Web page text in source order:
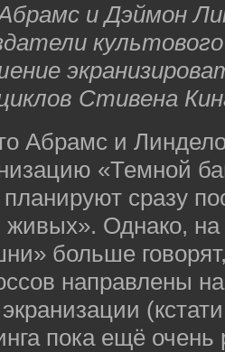
и Дэймон
Стивена
Абрамс и
«Темной
планируют сразу
живых». Однако,
больше
направлены
пока ещё очень